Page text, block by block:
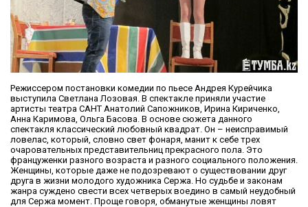
Режиссером постановки комедии по пьесе Андрея Курейчика
выступила Светлана Лозовая. В спектакле приняли участие
артисты театра САНТ Анатолий Сапожников, Ирина Кириченко,
Анна Каримова, Ольга Басова. В основе сюжета данного
спектакля классический любовный квадрат. Он – неисправимый
ловелас, который, словно свет фонаря, манит к себе трех
очаровательных представительниц прекрасного пола. Это
француженки разного возраста и разного социального положения.
Женщины, которые даже не подозревают о существовании друг
друга в жизни молодого художника Сержа. Но судьбе и законам
жанра суждено свести всех четверых воедино в самый неудобный
для Сержа момент. Проще говоря, обманутые женщины ловят